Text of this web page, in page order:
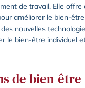
de travail. Elle offre
améliorer le bien-
des nouvelles
le bien-être individuel
de bien-être